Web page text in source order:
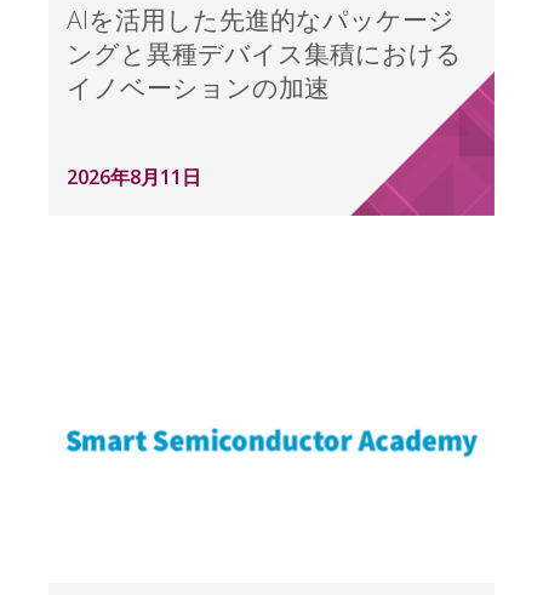
AIを活用した先進的なパッケージ
ングと異種デバイス集積における
イノベーションの加速
2026年8月11日